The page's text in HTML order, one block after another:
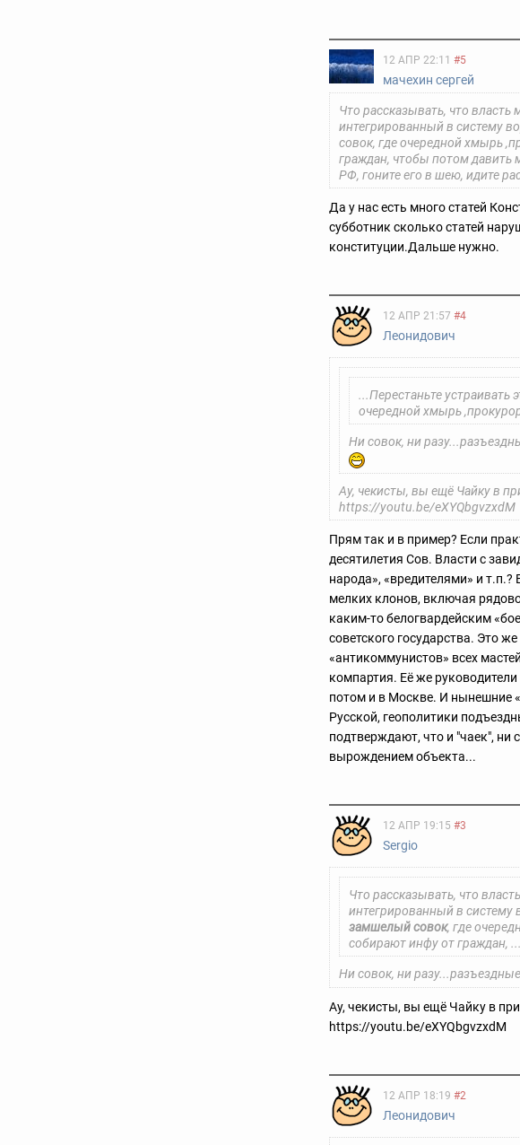
12 АПР 22:11 #5
мачехин сергей
Что рассказывать, что власть
интегрированный в систему
совок, где очередной хмырь
граждан, чтобы потом давить
РФ, гоните его в шею, идите
Да у нас есть много статей
субботник сколько статей
конституции.Дальше нужно.
12 АПР 21:57 #4
Леонидович
...Перестаньте устраивать
очередной хмырь
Ни совок, ни
Ау, чекисты, вы ещё Чайку в
https://youtu.be/eXYQbgvzxdM
Прям так и в пример? Если
десятилетия Сов. Власти с
народа», «вредителями» и
мелких клонов, включая
каким-то белогвардейским
советского государства. Это
«антикоммунистов» всех
компартия. Её же
потом и в Москве. И нынешние
Русской, геополитики
подтверждают, что и "чаек",
вырождением объекта...
12 АПР 19:15 #3
Sergio
Что рассказывать, что
интегрированный в систему
замшелый совок, где
собирают инфу от граждан, ...
Ни совок, ни
Ау, чекисты, вы ещё Чайку в
https://youtu.be/eXYQbgvzxdM
12 АПР 18:19 #2
Леонидович